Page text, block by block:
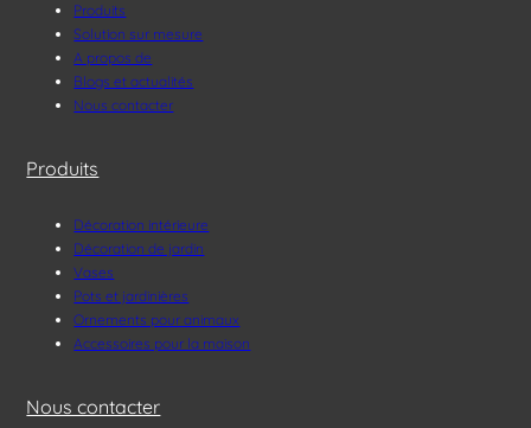
Produits
Solution sur mesure
A propos de
Blogs et actualités
Nous contacter
Produits
Décoration intérieure
Décoration de jardin
Vases
Pots et jardinières
Ornements pour animaux
Accessoires pour la maison
Nous contacter